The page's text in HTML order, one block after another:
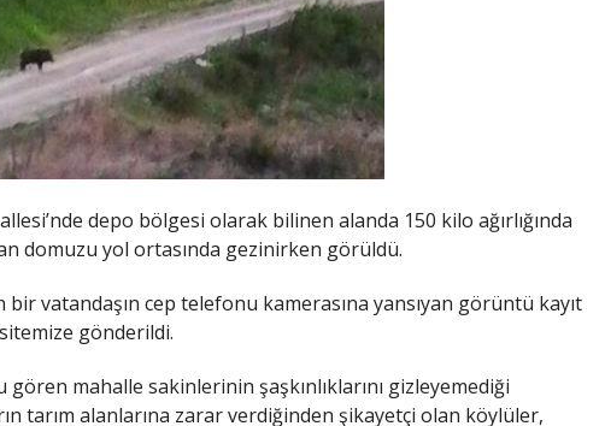
depo bölgesi olarak bilinen alanda 150 kilo ağırlığında
domuzu yol ortasında gezinirken görüldü.
vatandaşın cep telefonu kamerasına yansıyan görüntü kayıt
gönderildi.
mahalle sakinlerinin şaşkınlıklarını gizleyemediği
tarım alanlarına zarar verdiğinden şikayetçi olan köylüler,